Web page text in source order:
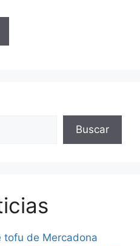
Buscar
tofu de Mercadona